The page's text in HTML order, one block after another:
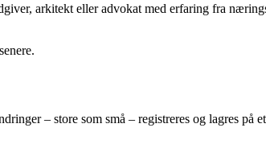
arkitekt eller advokat med erfaring fra
– store som små – registreres og lagres på